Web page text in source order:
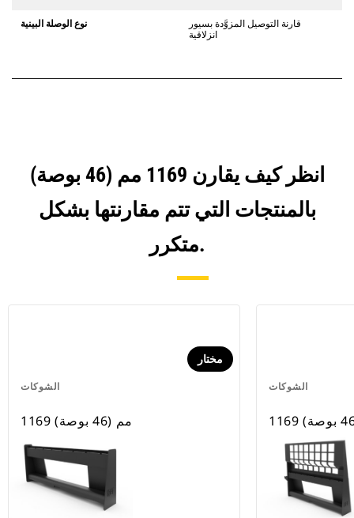
نوع الوصلة البينية
قارنة التوصيل المزوَّدة بسيور
انزلاقية
انظر كيف يقارن 1169 مم (46 بوصة)
بالمنتجات التي تتم مقارنتها بشكل
متكرر.
الشوكات
مختار
1169 مم (46 بوصة)
الشوكات